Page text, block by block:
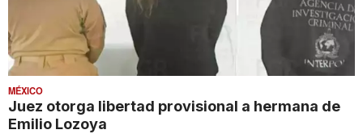
MÉXICO
Juez otorga libertad provisional a hermana de
Emilio Lozoya